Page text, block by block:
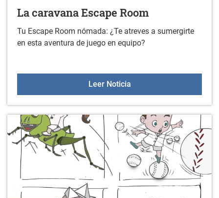
La caravana Escape Room
Tu Escape Room nómada: ¿Te atreves a sumergirte
en esta aventura de juego en equipo?
Leer NoticiaLa caravana Escape